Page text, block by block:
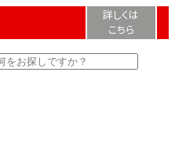
詳しくは
こちら